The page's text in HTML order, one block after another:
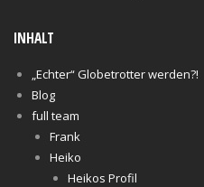
INHALT
„Echter“ Globetrotter werden?!
Blog
full team
Frank
Heiko
Heikos Profil